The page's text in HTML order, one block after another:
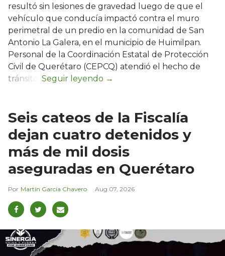
resultó sin lesiones de gravedad luego de que el
vehículo que conducía impactó contra el muro
perimetral de un predio en la comunidad de San
Antonio La Galera, en el municipio de Huimilpan.
Personal de la Coordinación Estatal de Protección
Civil de Querétaro (CEPCQ) atendió el hecho de
tránsito.
Seis cateos de la Fiscalía
dejan cuatro detenidos y
más de mil dosis
aseguradas en Querétaro
Martín García Chavero Aug 07, 2026